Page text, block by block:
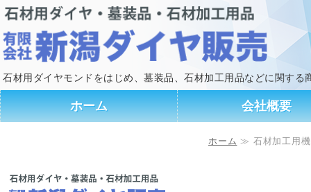
石材用ダイヤモンドをはじめ、墓装品、石材加工用品などに関する
ホーム 会社概要
ホーム ≫ 石材加工用